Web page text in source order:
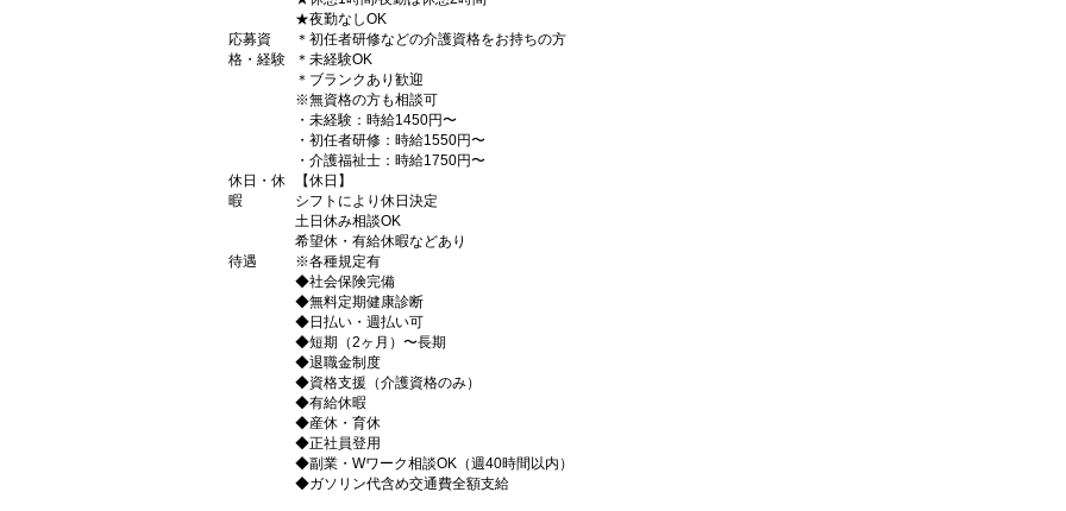
★夜勤なしOK
応募資
格・経験
＊初任者研修などの介護資格をお持ちの方
＊未経験OK
＊ブランクあり歓迎
※無資格の方も相談可
・未経験：時給1450円〜
・初任者研修：時給1550円〜
・介護福祉士：時給1750円〜
休日・休
暇
【休日】
シフトにより休日決定
土日休み相談OK
希望休・有給休暇などあり
待遇
※各種規定有
◆社会保険完備
◆無料定期健康診断
◆日払い・週払い可
◆短期（2ヶ月）〜長期
◆退職金制度
◆資格支援（介護資格のみ）
◆有給休暇
◆産休・育休
◆正社員登用
◆副業・Wワーク相談OK（週40時間以内）
◆ガソリン代含め交通費全額支給